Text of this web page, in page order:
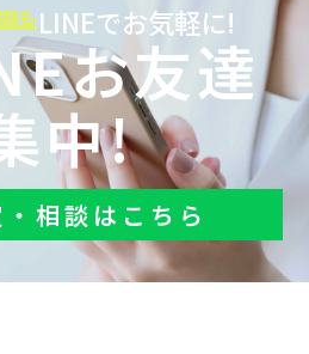
も LINEでお気軽に!
お友達
中!
相談はこちら